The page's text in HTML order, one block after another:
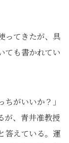
ってきたが、具
ても書かれてい
がいいか？」
が、青井准教授
答えている。運